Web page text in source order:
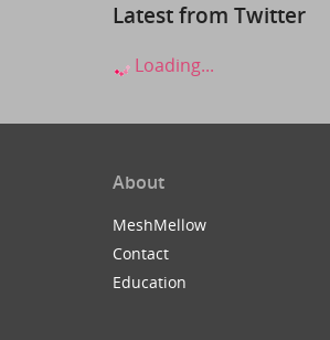
Latest from Twitter
Loading...
About
MeshMellow
Contact
Education